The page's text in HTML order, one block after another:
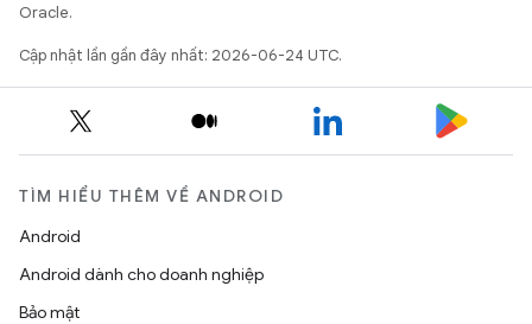
Oracle.
Cập nhật lần gần đây nhất: 2026-06-24 UTC.
TÌM HIỂU THÊM VỀ ANDROID
Android
Android dành cho doanh nghiệp
Bảo mật